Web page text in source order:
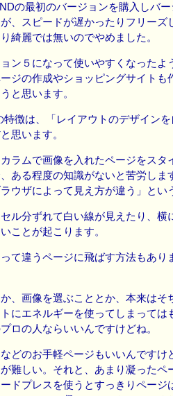
の最初のバージョンを購入しバ
、スピードが遅かったりフリーズ
綺麗では無いのでやめました。
ン５になって使いやすくなったよ
ジの作成やショッピングサイトも
と思います。
特徴は、「レイアウトのデザイン
思います。
ラムで画像を入れたページをスタ
ある程度の知識がないと苦労しま
ウザによって見え方が違う」とい
ル分ずれて白い線が見えたり、横
ことが起こります。
て違うページに飛ばす方法もあり
、画像を選ぶこととか、本来はそ
にエネルギーを使ってしまっては
ロの人ならいいんですけどね。
どのお手軽ページもいいんですけ
難しい。それと、あまり凝ったペ
ドプレスを使うとすっきりページ